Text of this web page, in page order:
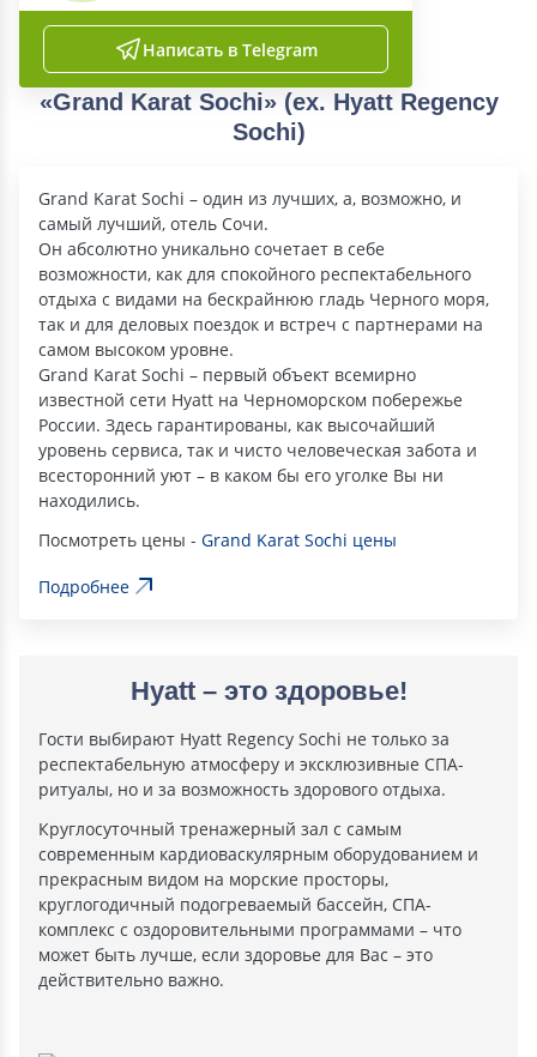
Написать в Telegram
«Grand Karat Sochi» (ex. Hyatt Regency
Sochi)
Grand Karat Sochi – один из лучших, а, возможно, и
самый лучший, отель Сочи.
Он абсолютно уникально сочетает в себе
возможности, как для спокойного респектабельного
отдыха с видами на бескрайнюю гладь Черного моря,
так и для деловых поездок и встреч с партнерами на
самом высоком уровне.
Grand Karat Sochi – первый объект всемирно
известной сети Hyatt на Черноморском побережье
России. Здесь гарантированы, как высочайший
уровень сервиса, так и чисто человеческая забота и
всесторонний уют – в каком бы его уголке Вы ни
находились.
Посмотреть цены - Grand Karat Sochi цены
Подробнее
Hyatt – это здоровье!
Гости выбирают Hyatt Regency Sochi не только за
респектабельную атмосферу и эксклюзивные СПА-
ритуалы, но и за возможность здорового отдыха.
Круглосуточный тренажерный зал с самым
современным кардиоваскулярным оборудованием и
прекрасным видом на морские просторы,
круглогодичный подогреваемый бассейн, СПА-
комплекс с оздоровительными программами – что
может быть лучше, если здоровье для Вас – это
действительно важно.